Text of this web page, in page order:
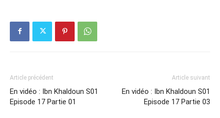
Article précédent
En vidéo : Ibn Khaldoun S01
Episode 17 Partie 01
Article suivant
En vidéo : Ibn Khaldoun S01
Episode 17 Partie 03